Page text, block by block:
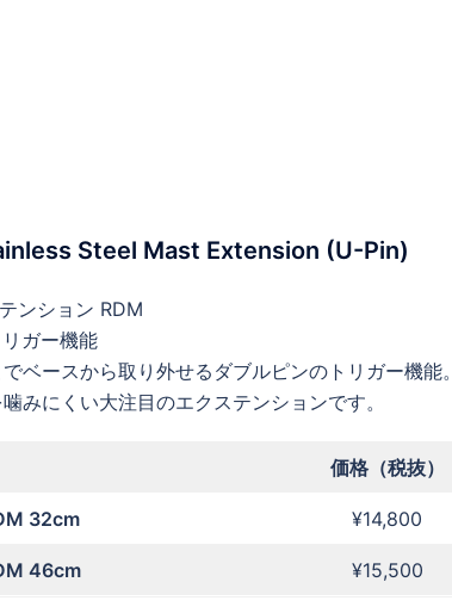
Steel Mast Extension (U-Pin)
ンション RDM
ガー機能
ベースから取り外せるダブルピンのトリガー機能。
みにくい大注目のエクステンションです。
価格（税抜）
32cm ¥14,800
46cm ¥15,500